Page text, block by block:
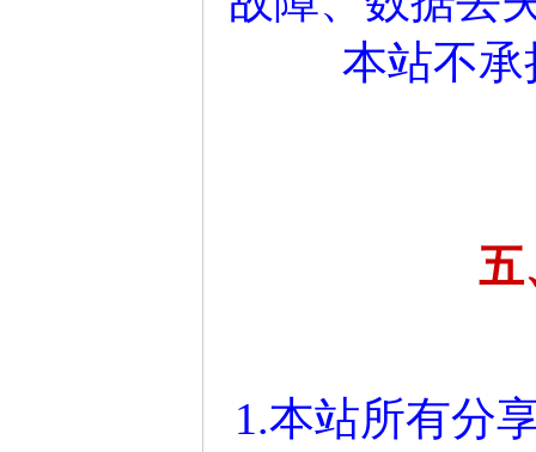
本站不
五
1.本站所有分